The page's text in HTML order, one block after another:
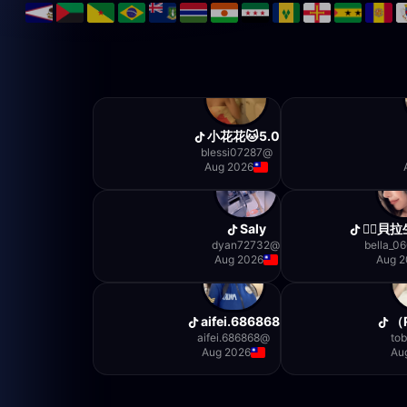
小花花🐱5.0
@
blessi07287
Aug 2026
Aug
Saly
@
dyan72732
Aug 2026
aifei.686868
@
aifei.686868
Aug 2026